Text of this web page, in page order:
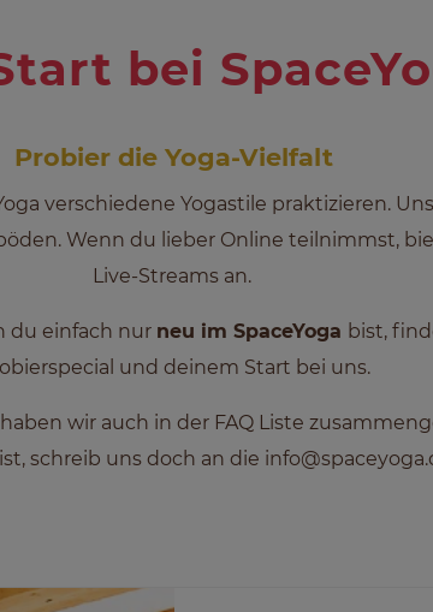
bei
Probier die Yoga-Vielfalt
verschiedene Yogastile praktizieren.
Wenn du lieber Online teilnimmst,
Live-Streams an.
du einfach nur neu im SpaceYoga bist,
und deinem Start bei uns.
wir auch in der FAQ Liste
schreib uns doch an die